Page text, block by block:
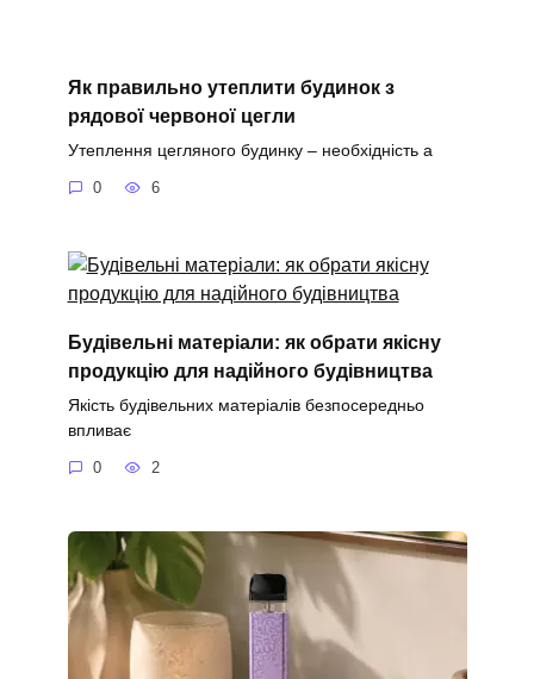
Як правильно утеплити будинок з
рядової червоної цегли
Утеплення цегляного будинку – необхідність а
0 6
Будівельні матеріали: як обрати якісну
продукцію для надійного будівництва
Якість будівельних матеріалів безпосередньо
впливає
0 2